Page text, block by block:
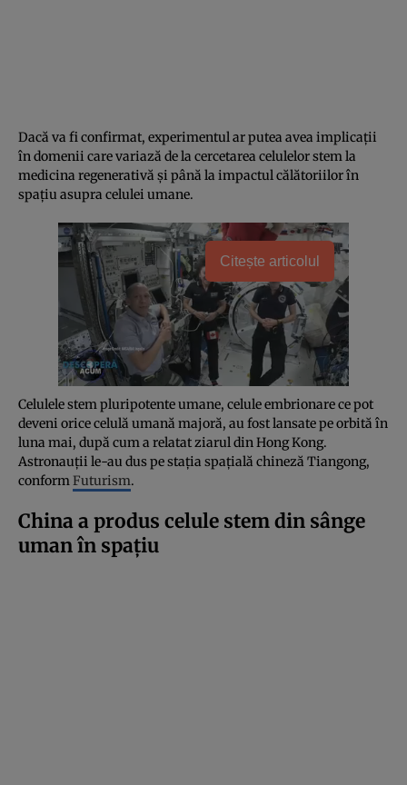
Dacă va fi confirmat, experimentul ar putea avea implicații
în domenii care variază de la cercetarea celulelor stem la
medicina regenerativă și până la impactul călătoriilor în
spațiu asupra celulei umane.
Citește articolul
Celulele stem pluripotente umane, celule embrionare ce pot
deveni orice celulă umană majoră, au fost lansate pe orbită în
luna mai, după cum a relatat ziarul din Hong Kong.
Astronauții le-au dus pe stația spațială chineză Tiangong,
conformFuturism.
China a produs celule stem din sânge
uman în spațiu